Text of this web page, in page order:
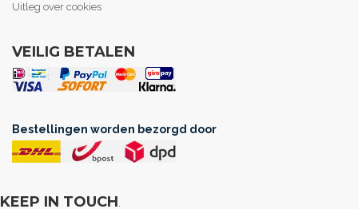
Uitleg over cookies
VEILIG BETALEN
Bestellingen worden bezorgd door
KEEP IN TOUCH